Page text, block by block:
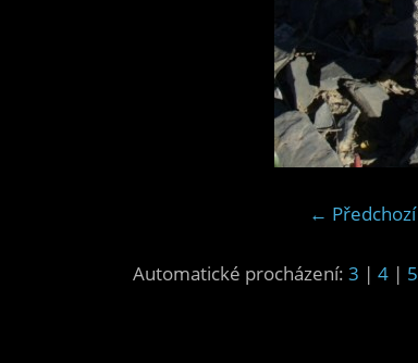
← Předchozí
Automatické procházení: 3 | 4 | 5